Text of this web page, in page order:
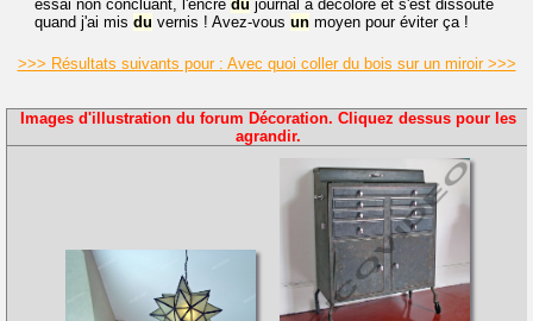
essai non concluant, l'encre du journal a décoloré et s'est dissoute
quand j'ai mis du vernis ! Avez-vous un moyen pour éviter ça !
>>> Résultats suivants pour : Avec quoi coller du bois sur un miroir >>>
Images d'illustration du forum Décoration. Cliquez dessus pour les
agrandir.